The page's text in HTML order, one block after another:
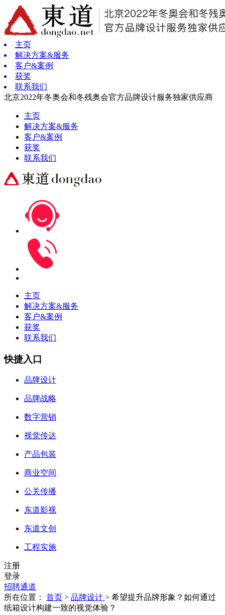
主页
解决方案&服务
客户&案例
获奖
联系我们
北京2022年冬奥会和冬残奥会官方品牌设计服务独家供应商
主页
解决方案&服务
客户&案例
获奖
联系我们
主页
解决方案&服务
客户&案例
获奖
联系我们
快捷入口
品牌设计
品牌战略
数字营销
视觉传达
产品包装
商业空间
公关传播
东道影视
东道文创
工程实施
注册
登录
招聘通道
所在位置： 首页 > 品牌设计 > 希望提升品牌形象？如何通过
纸箱设计构建一致的视觉体验？